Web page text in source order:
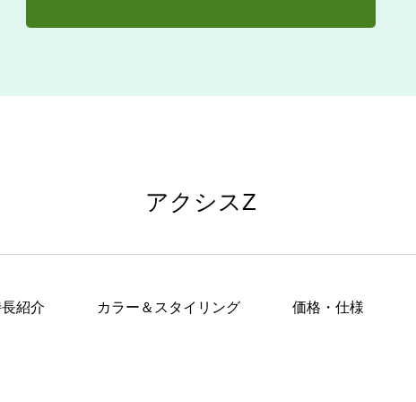
アクシスZ
紹介 カラー＆スタイリング 価格・仕様